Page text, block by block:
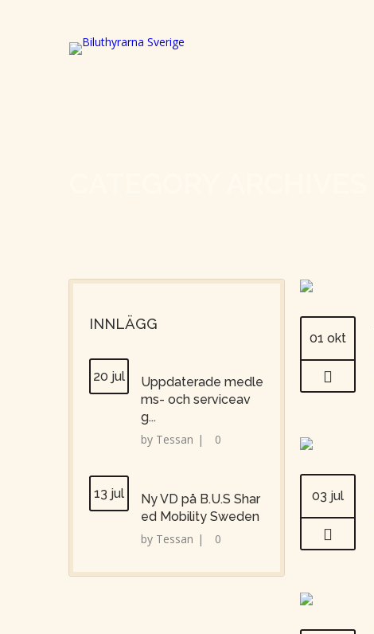
01 okt
03 jul
INNLÄGG
20 jul
Uppdaterade medle
ms- och serviceav
g...
by Tessan | 0
13 jul
Ny VD på B.U.S Shar
ed Mobility Sweden
by Tessan | 0